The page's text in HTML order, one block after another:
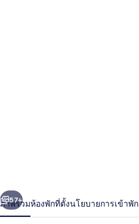
า
ถัดไป
57+
ภาพรวมห้องพักที่ตั้งนโยบายการเข้าพัก